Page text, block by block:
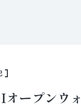
ープンウ